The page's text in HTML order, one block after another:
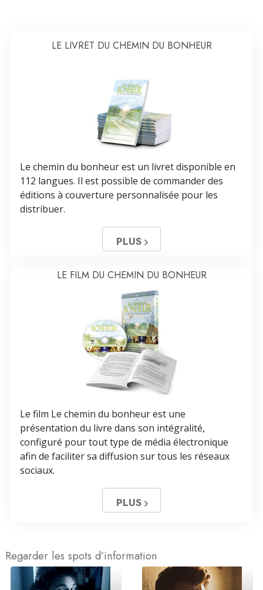
LE LIVRET DU CHEMIN DU BONHEUR
Le chemin du bonheur est un livret disponible en
112 langues. Il est possible de commander des
éditions à couverture personnalisée pour les
distribuer.
PLUS
LE FILM DU CHEMIN DU BONHEUR
Le film Le chemin du bonheur est une
présentation du livre dans son intégralité,
configuré pour tout type de média électronique
afin de faciliter sa diffusion sur tous les réseaux
sociaux.
PLUS
Regarder les spots d’information